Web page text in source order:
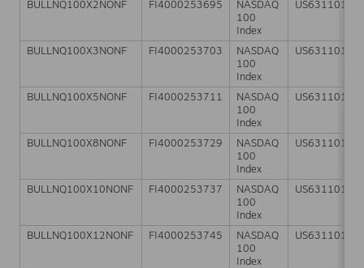
BULLNQ100X2NONF FI4000253695
NASDAQ
100
Index
BULLNQ100X3NONF FI4000253703
NASDAQ
100
Index
BULLNQ100X5NONF FI4000253711
NASDAQ
100
Index
BULLNQ100X8NONF FI4000253729
NASDAQ
100
Index
BULLNQ100X10NONF FI4000253737
NASDAQ
100
Index
BULLNQ100X12NONF FI4000253745
NASDAQ
100
Index